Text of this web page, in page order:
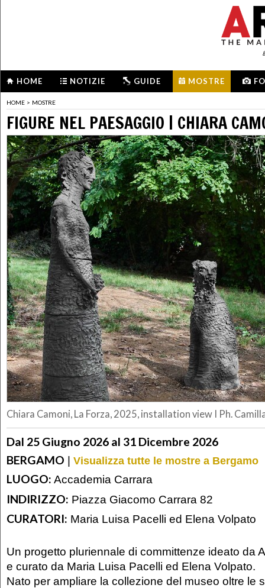
HOME NOTIZIE GUIDE MOSTRE
HOME > MOSTRE
FIGURE NEL PAESAGGIO | CHIARA
Chiara Camoni, La Forza, 2025, installation view I Ph.
Dal 25 Giugno 2026 al 31 Dicembre 2026
BERGAMO | Visualizza tutte le mostre a Bergamo
LUOGO: Accademia Carrara
INDIRIZZO: Piazza Giacomo Carrara 82
CURATORI: Maria Luisa Pacelli ed Elena Volpato
Un progetto pluriennale di committenze ideato da
e curato da Maria Luisa Pacelli ed Elena Volpato.
Nato per ampliare la collezione del museo oltre le